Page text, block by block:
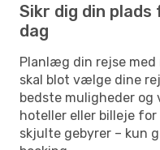
Sikr dig din
dag
Planlæg din rejse med
skal blot vælge dine
bedste muligheder
hoteller eller billeje
skjulte gebyrer – kun